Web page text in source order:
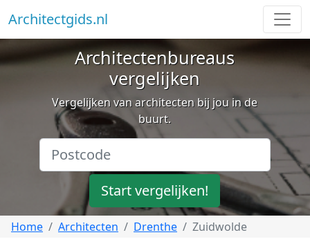
Architectgids.nl
Architectenbureaus
vergelijken
Vergelijken van architecten bij jou in de
buurt.
Start vergelijken!
Home Architecten Drenthe Zuidwolde